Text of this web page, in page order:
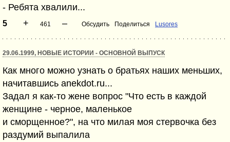
- Ребята хвалили...
5 + 461 – Обсудить Поделиться Lusores
29.06.1999, НОВЫЕ ИСТОРИИ - ОСНОВНОЙ ВЫПУСК
Как много можно узнать о братьях наших меньших,
начитавшись anekdot.ru...
Задал я как-то жене вопрос "Что есть в каждой
женщине - черное, маленькое
и сморщенное?", на что милая моя стервочка без
раздумий выпалила